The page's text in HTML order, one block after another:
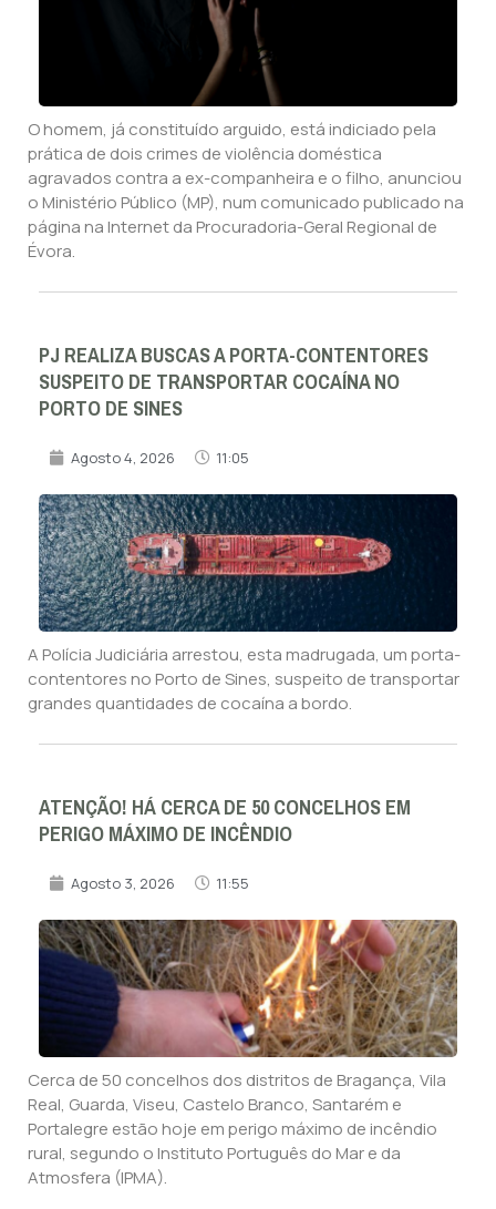
O homem, já constituído arguido, está indiciado pela
prática de dois crimes de violência doméstica
agravados contra a ex-companheira e o filho, anunciou
o Ministério Público (MP), num comunicado publicado na
página na Internet da Procuradoria-Geral Regional de
Évora.
PJ REALIZA BUSCAS A PORTA-CONTENTORES
SUSPEITO DE TRANSPORTAR COCAÍNA NO
PORTO DE SINES
Agosto 4, 2026 11:05
A Polícia Judiciária arrestou, esta madrugada, um porta-
contentores no Porto de Sines, suspeito de transportar
grandes quantidades de cocaína a bordo.
ATENÇÃO! HÁ CERCA DE 50 CONCELHOS EM
PERIGO MÁXIMO DE INCÊNDIO
Agosto 3, 2026 11:55
Cerca de 50 concelhos dos distritos de Bragança, Vila
Real, Guarda, Viseu, Castelo Branco, Santarém e
Portalegre estão hoje em perigo máximo de incêndio
rural, segundo o Instituto Português do Mar e da
Atmosfera (IPMA).